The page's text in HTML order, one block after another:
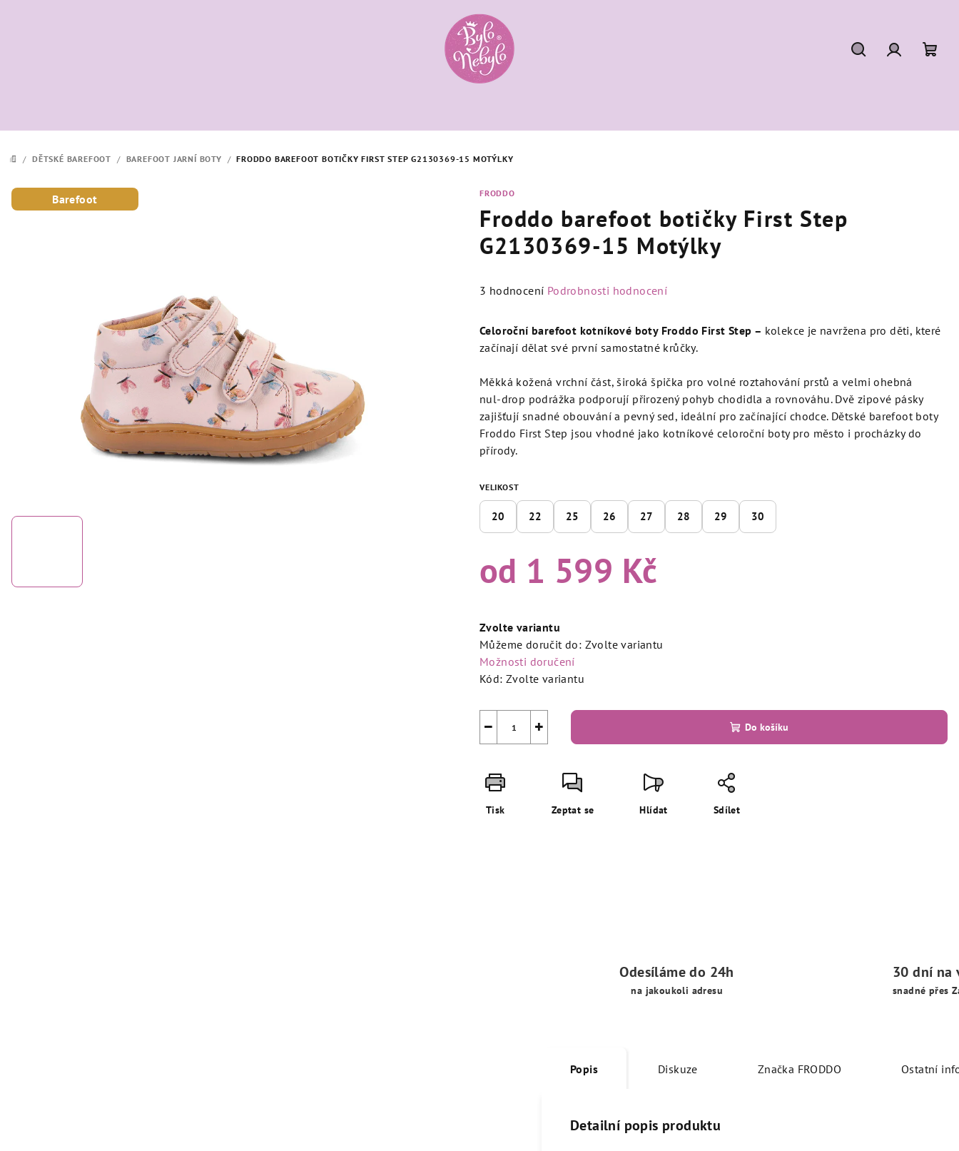
DOMŮ
/ DĚTSKÉ BAREFOOT / BAREFOOT JARNÍ BOTY / FRODDO BAREFOOT BOTIČKY FIRST STEP G2130369-15 MOTÝLKY
FRODDO
Froddo barefoot botičky First Step
G2130369-15 Motýlky
Průměrné
produktu
z
hvězdiček.
3 hodnocení Podrobnosti hodnocení
Celoroční barefoot kotníkové boty Froddo First Step – kolekce je navržena pro děti, které
začínají dělat své první samostatné krůčky.
Měkká kožená vrchní část, široká špička pro volné roztahování prstů a velmi ohebná
nul‑drop podrážka podporují přirozený pohyb chodidla a rovnováhu. Dvě zipové pásky
zajišťují snadné obouvání a pevný sed, ideální pro začínající chodce. Dětské barefoot boty
Froddo First Step jsou vhodné jako kotníkové celoroční boty pro město i procházky do
přírody.
VELIKOST
20 22 25 26 27 28 29 30
od 1 599 Kč
cena:
Zvolte variantu
Můžeme doručit do: Zvolte variantu
Možnosti doručení
Kód: Zvolte variantu
+
− Do košíku
Tisk Zeptat se Hlídat Sdílet
Barefoot
Odesíláme do 24h
na jakoukoli adresu
30 dní na
snadné přes
Popis Diskuze Značka FRODDO Ostatní
Detailní popis produktu